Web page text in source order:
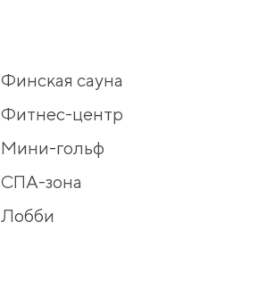
Финская сауна
Фитнес-центр
Мини-гольф
СПА-зона
Лобби